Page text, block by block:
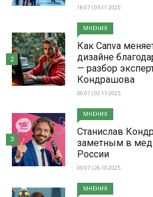
18:07 | 05-11-2025
МНЕНИЯ
Как Canva
дизайне
— разбор
Кондрашова
06:07 | 02-11-2025
2
МНЕНИЯ
Станислав
заметным в
России
09:07 | 26-10-2025
3
МНЕНИЯ